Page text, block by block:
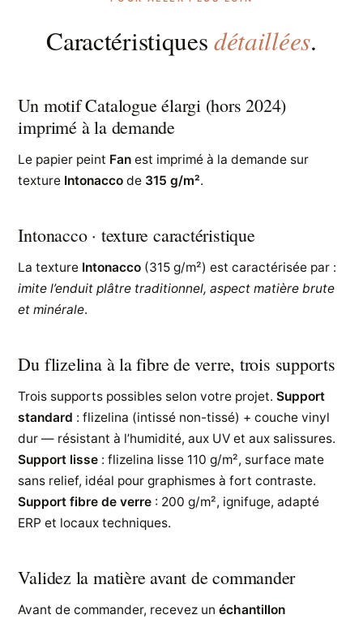
Caractéristiquesdétaillées.
Un motif Catalogue élargi (hors 2024)
imprimé à la demande
Le papier peint Fan est imprimé à la demande sur
texture Intonacco de 315 g/m².
Intonacco · texture caractéristique
La texture Intonacco (315 g/m²) est caractérisée par :
imite l’enduit plâtre traditionnel, aspect matière brute
et minérale.
Du flizelina à la fibre de verre, trois supports
Trois supports possibles selon votre projet.Support
standard : flizelina (intissé non-tissé) + couche vinyl
dur — résistant à l’humidité, aux UV et aux salissures.
Support lisse : flizelina lisse 110 g/m², surface mate
sans relief, idéal pour graphismes à fort contraste.
Support fibre de verre : 200 g/m², ignifuge, adapté
ERP et locaux techniques.
Validez la matière avant de commander
Avant de commander, recevez unéchantillon